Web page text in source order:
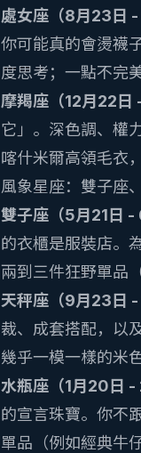
處女座（8月23日 -
你可能真的會燙襪
度思考；一點不完
摩羯座（12月22日
它」。深色調、權
喀什米爾高領毛衣
風象星座：雙子座
雙子座（5月21日 -
的衣櫃是服裝店。
兩到三件狂野單品
天秤座（9月23日 -
裁、成套搭配，以
幾乎一模一樣的米
水瓶座（1月20日 -
的宣言珠寶。你不
單品（例如經典牛